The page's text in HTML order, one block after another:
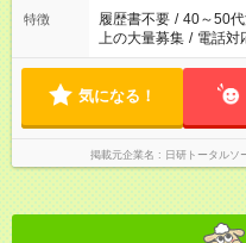
合は応募できません。
特徴 履歴書不要 / 40～50
上の大量募集 / 電話対
気になる！
掲載元企業名 日研トータル